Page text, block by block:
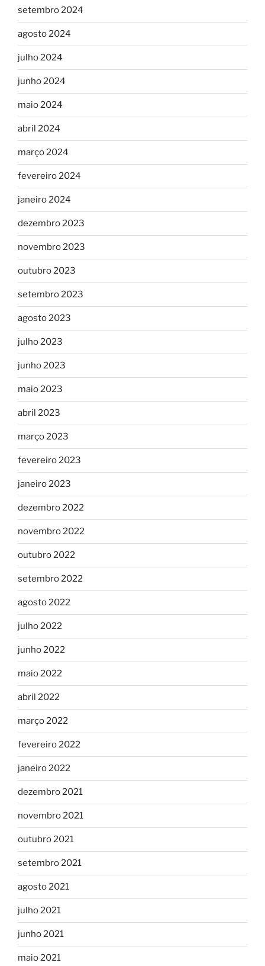
setembro 2024
agosto 2024
julho 2024
junho 2024
maio 2024
abril 2024
março 2024
fevereiro 2024
janeiro 2024
dezembro 2023
novembro 2023
outubro 2023
setembro 2023
agosto 2023
julho 2023
junho 2023
maio 2023
abril 2023
março 2023
fevereiro 2023
janeiro 2023
dezembro 2022
novembro 2022
outubro 2022
setembro 2022
agosto 2022
julho 2022
junho 2022
maio 2022
abril 2022
março 2022
fevereiro 2022
janeiro 2022
dezembro 2021
novembro 2021
outubro 2021
setembro 2021
agosto 2021
julho 2021
junho 2021
maio 2021